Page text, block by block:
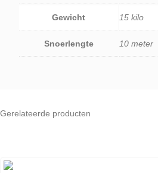
Gewicht 15 kilo
Snoerlengte 10 meter
Gerelateerde producten